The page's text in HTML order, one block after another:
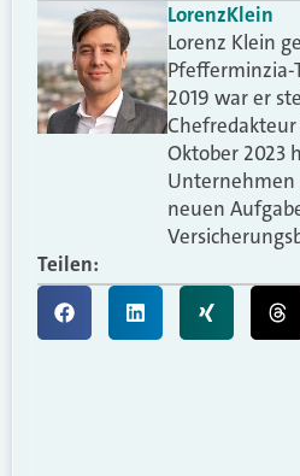
LorenzKlein
Lorenz Klein
Pfefferminzia-
2019 war er
Oktober 2023
Unternehmen
neuen
Teilen: